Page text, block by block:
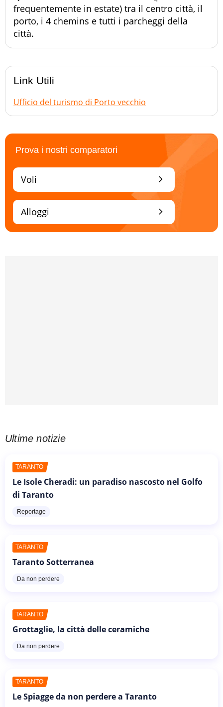
frequentemente in estate) tra il centro città, il
porto, i 4 chemins e tutti i parcheggi della
città.
Link Utili
Ufficio del turismo di Porto vecchio
Prova i nostri comparatori
chevron_right
Voli
chevron_right
Alloggi
Ultime notizie
TARANTO
Le Isole Cheradi: un paradiso nascosto nel Golfo
di Taranto
Reportage
TARANTO
Taranto Sotterranea
Da non perdere
TARANTO
Grottaglie, la città delle ceramiche
Da non perdere
TARANTO
Le Spiagge da non perdere a Taranto